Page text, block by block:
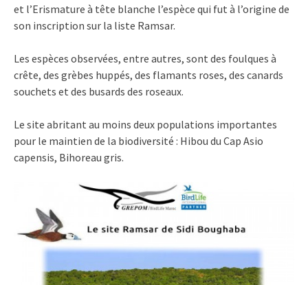
et l’Erismature à tête blanche l’espèce qui fut à l’origine de
son inscription sur la liste Ramsar.
Les espèces observées, entre autres, sont des foulques à
crête, des grèbes huppés, des flamants roses, des canards
souchets et des busards des roseaux.
Le site abritant au moins deux populations importantes
pour le maintien de la biodiversité : Hibou du Cap Asio
capensis, Bihoreau gris.